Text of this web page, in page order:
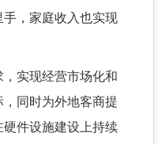
，家庭收入也实现
实现经营市场化和
同时为外地客商提
件设施建设上持续